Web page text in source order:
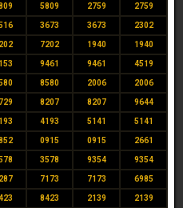
5809 2759 2759
3673 3673 2302
7202 1940 1940
9461 9461 4519
8580 2006 2006
8207 8207 9644
4193 5141 5141
0915 0915 2661
3578 9354 9354
7173 7173 6985
8423 2139 2139